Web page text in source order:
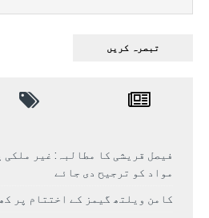
فیصل قریشی کا مطالبہ: غیر ملکی
مواد کو ترجیح دی جائے
کامن ویلتھ گیمز کے اختتام پر